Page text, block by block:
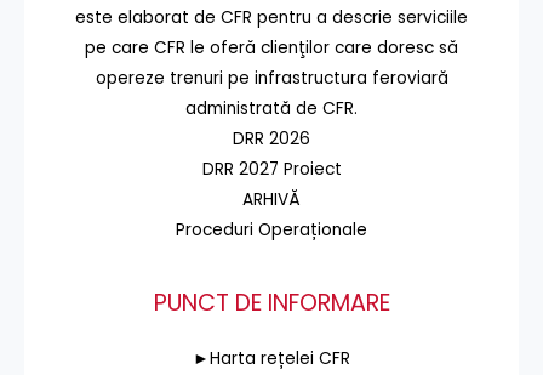
este elaborat de CFR pentru a descrie serviciile
pe care CFR le oferă clienţilor care doresc să
opereze trenuri pe infrastructura feroviară
administrată de CFR.
DRR 2026
DRR 2027 Proiect
ARHIVĂ
Proceduri Operaționale
PUNCT DE INFORMARE
►Harta rețelei CFR